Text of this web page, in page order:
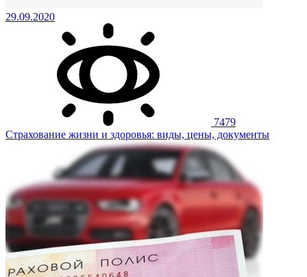
29.09.2020
7479
Страхование жизни и здоровья: виды, цены, документы